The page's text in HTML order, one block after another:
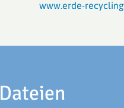
www.erde-
Dateien